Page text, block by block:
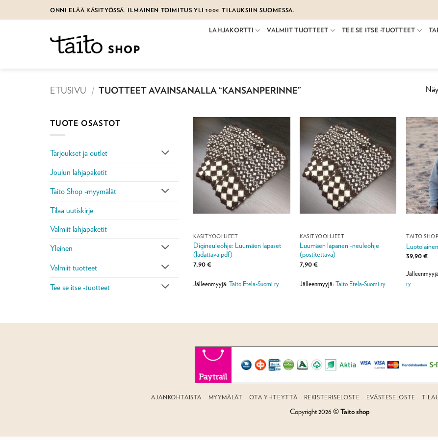
to
ONNI ELÄÄ KÄSITYÖSSÄ. ILMAINEN TOIMITUS YLI 100€ TILAUKSIIN SUOMESSA.
LAHJAKORTTI VALMIIT TUOTTEET TEE SE ITSE -TUOTTEET
ETUSIVU / TUOTTEET AVAINSANALLA “KANSANPERINNE”
TUOTE OSASTOT
Tarjoukset ja outlet
Joulun lahjapaketit
Taito Shop -myymälät
Tilaa uutiskirje
Valmiit lahjapaketit
Yleinen
Valmiit tuotteet
Tee se itse -tuotteet
KÄSITYÖOHJEET
Digineuleohje: Luumäen lapaset
(ladattava pdf)
7,90€
Jälleenmyyjä:Taito Etela-Suomi ry
KÄSITYÖOHJEET
Luumäen lapanen -neuleohje
(postitettava)
7,90€
Jälleenmyyjä:Taito Etela-Suomi ry
TAITO
39,90€
ry
AJANKOHTAISTA MYYMÄLÄT OTA YHTEYTTÄ REKISTERISELOSTE EVÄSTESELOSTE
Copyright 2026 ©Taito shop